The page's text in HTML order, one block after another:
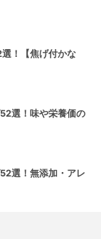
！【焦げ付かな
選！味や栄養価の
選！無添加・アレ